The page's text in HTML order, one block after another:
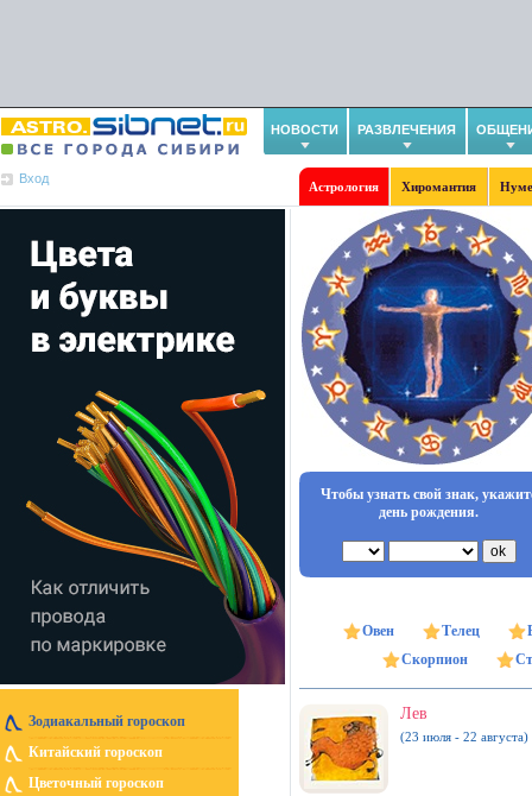
НОВОСТИ РАЗВЛЕЧЕНИЯ
Вход
Астрология Хиромантия
Зодиакальный гороскоп
Китайский гороскоп
Цветочный гороскоп
Чтобы узнать свой знак,
день рождения.
Овен Телец
Скорпион
Лев
(23 июля - 22 августа)